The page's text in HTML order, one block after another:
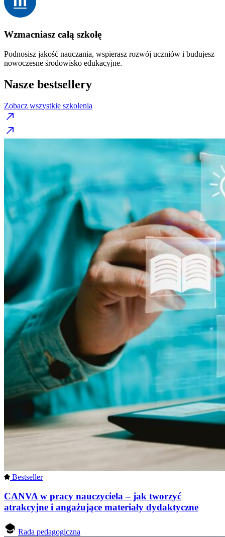
Wzmacniasz całą szkołę
Podnosisz jakość nauczania, wspierasz rozwój uczniów i budujesz
nowoczesne środowisko edukacyjne.
Nasze bestsellery
Zobacz wszystkie szkolenia
Bestseller
CANVA w pracy nauczyciela – jak tworzyć
atrakcyjne i angażujące materiały dydaktyczne
Rada pedagogiczna